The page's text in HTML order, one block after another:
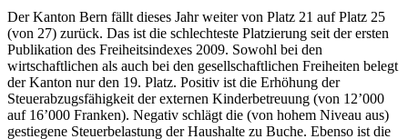
Der Kanton Bern fällt dieses Jahr weiter von Platz 21 auf Platz 25
(von 27) zurück. Das ist die schlechteste Platzierung seit der ersten
Publikation des Freiheitsindexes 2009. Sowohl bei den
wirtschaftlichen als auch bei den gesellschaftlichen Freiheiten belegt
der Kanton nur den 19. Platz. Positiv ist die Erhöhung der
Steuerabzugsfähigkeit der externen Kinderbetreuung (von 12’000
auf 16’000 Franken). Negativ schlägt die (von hohem Niveau aus)
gestiegene Steuerbelastung der Haushalte zu Buche. Ebenso ist die